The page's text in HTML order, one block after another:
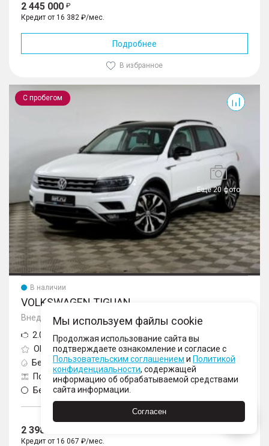
2 445 000
Кредит от 16 382 ₽/мес.
Подробнее
В избранное
С пробегом
Еще 20 фото
Tiguan
В наличии
VOLKSWAGEN TIGUAN
Внедорожник, II поколение
2.0 AMT (180 л.с.) 4WD
OFFROAD
Бензин
Робот
Полный
2020
Белый
2 398 000
Кредит от 16 067 ₽/мес.
Мы используем файлы cookie
Продолжая использование сайта вы
подтверждаете ознакомление и согласие с
Пользовательским соглашением и Политикой
конфиденциальности, содержащей
информацию об обрабатываемой средствами
сайта информации.
Согласен